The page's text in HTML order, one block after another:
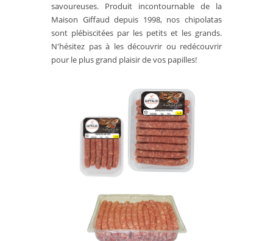
savoureuses. Produit incontournable de la
Maison Giffaud depuis 1998, nos chipolatas
sont plébiscitées par les petits et les grands.
N'hésitez pas à les découvrir ou redécouvrir
pour le plus grand plaisir de vos papilles!